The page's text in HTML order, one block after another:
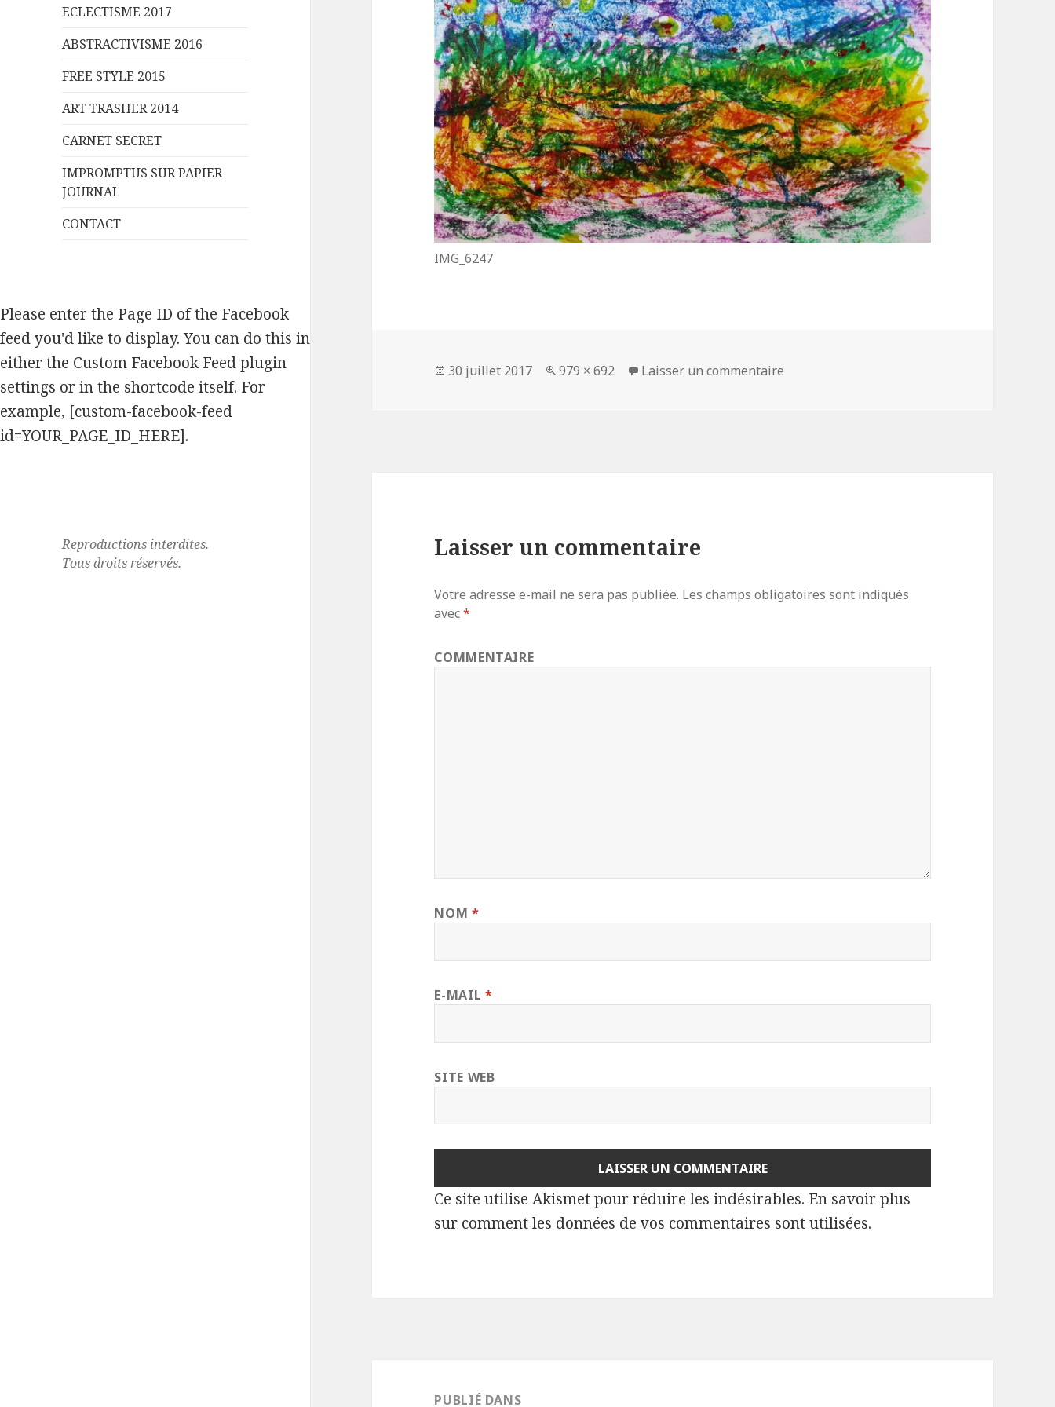
ECLECTISME 2017
ABSTRACTIVISME 2016
FREE STYLE 2015
ART TRASHER 2014
CARNET SECRET
IMPROMPTUS SUR PAPIER
JOURNAL
CONTACT
Please enter the Page ID of the Facebook
feed you'd like to display. You can do this in
either the Custom Facebook Feed plugin
settings or in the shortcode itself. For
example, [custom-facebook-feed
id=YOUR_PAGE_ID_HERE].
Reproductions interdites.
Tous droits réservés.
IMG_6247
Publié
30 juillet 2017
Taille
979 × 692 Laisser un commentaire
Laisser un commentaire
Votre adresse e-mail ne sera pas publiée. Les champs obligatoires sont indiqués
avec*
COMMENTAIRE
NOM *
E-MAIL *
SITE WEB
Ce site utilise Akismet pour réduire les indésirables. En savoir plus
sur comment les données de vos commentaires sont utilisées.
PUBLIÉ DANS